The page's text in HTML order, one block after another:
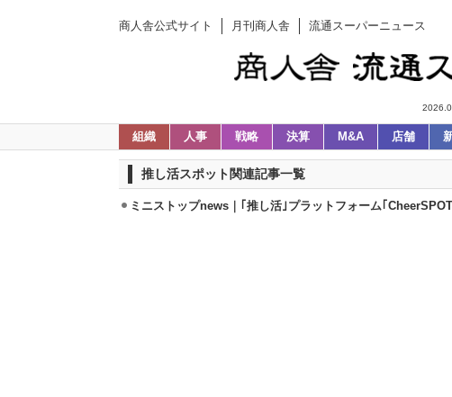
商人舎公式サイト 月刊商人舎 流通スーパーニュース
組織 人事 戦略 決算 M&A 店舗
推し活スポット関連記事一覧
ミニストップnews｜｢推し活｣プラットフォーム｢